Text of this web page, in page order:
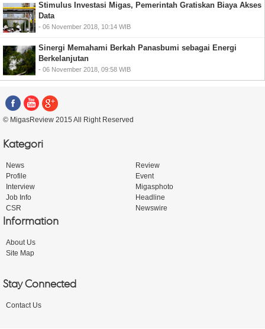
Stimulus Investasi Migas, Pemerintah Gratiskan Biaya Akses
Data
- 06 November 2018, 10:14 WIB
Sinergi Memahami Berkah Panasbumi sebagai Energi
Berkelanjutan
- 06 November 2018, 09:58 WIB
© MigasReview 2015 All Right Reserved
Kategori
News
Review
Profile
Event
Interview
Migasphoto
Job Info
Headline
CSR
Newswire
Information
About Us
Site Map
Stay Connected
Contact Us